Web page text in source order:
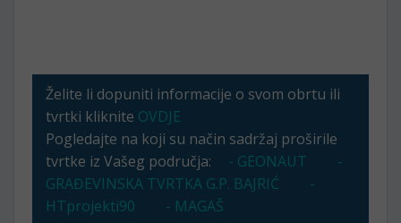
Želite li dopuniti informacije o svom obrtu ili
tvrtki kliknite OVDJE
Pogledajte na koji su način sadržaj proširile
tvrtke iz Vašeg područja:
- GEONAUT
-
GRAĐEVINSKA TVRTKA G.P. BAJRIĆ
-
HTprojekti90
- MAGAŠ